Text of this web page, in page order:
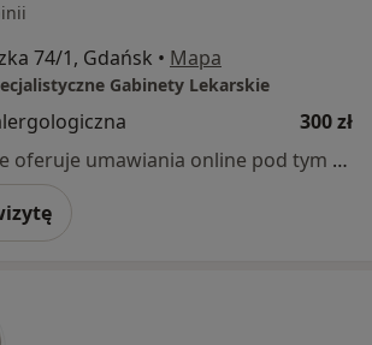
74/1, Gdańsk • Mapa
Gabinety Lekarskie
300 zł
Specjalista nie oferuje umawiania online pod tym adresem.